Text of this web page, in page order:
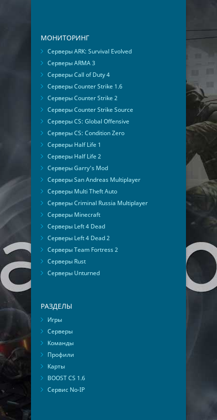
МОНИТОРИНГ
Серверы ARK: Survival Evolved
Серверы ARMA 3
Серверы Call of Duty 4
Серверы Counter Strike 1.6
Серверы Counter Strike 2
Серверы Counter Strike Source
Серверы CS: Global Offensive
Серверы CS: Condition Zero
Серверы Half Life 1
Серверы Half Life 2
Серверы Garry's Mod
Серверы San Andreas Multiplayer
Серверы Multi Theft Auto
Серверы Criminal Russia Multiplayer
Серверы Minecraft
Серверы Left 4 Dead
Серверы Left 4 Dead 2
Серверы Team Fortress 2
Серверы Rust
Серверы Unturned
РАЗДЕЛЫ
Игры
Серверы
Команды
Профили
Карты
BOOST CS 1.6
Сервис No-IP